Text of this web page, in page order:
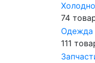
74
Одежда
111